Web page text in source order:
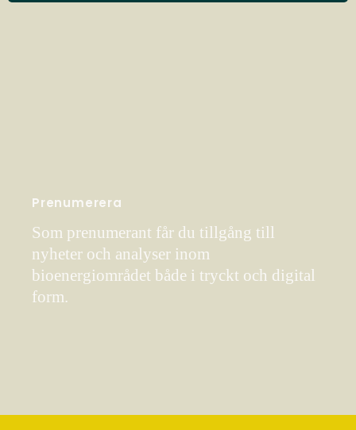
Prenumerera
Som prenumerant får du tillgång till
nyheter och analyser inom
bioenergiområdet både i tryckt och digital
form.